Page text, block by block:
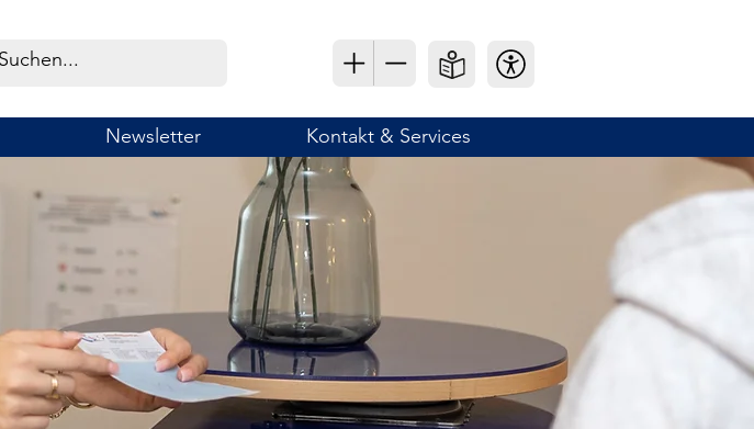
Newsletter Kontakt & Services